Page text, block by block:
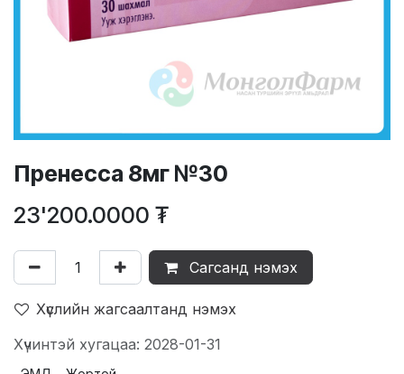
Пренесса 8мг №30
23'200.0000 ₮
Сагсанд нэмэх
Хүслийн жагсаалтанд нэмэх
Хүчинтэй хугацаа: 2028-01-31